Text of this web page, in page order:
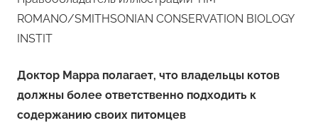
ROMANO/SMITHSONIAN CONSERVATION BIOLOGY
INSTIT
Доктор Марра полагает, что владельцы котов
должны более ответственно подходить к
содержанию своих питомцев